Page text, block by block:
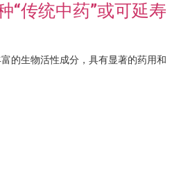
“传统中药”或可延寿
的生物活性成分，具有显著的药用和